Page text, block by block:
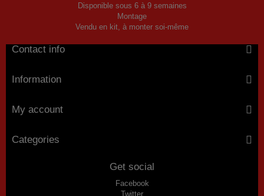
Disponible sous 6 à 9 semaines
Montage
Vendu en kit, à monter soi-même
Contact info
Information
My account
Categories
Get social
Facebook
Twitter